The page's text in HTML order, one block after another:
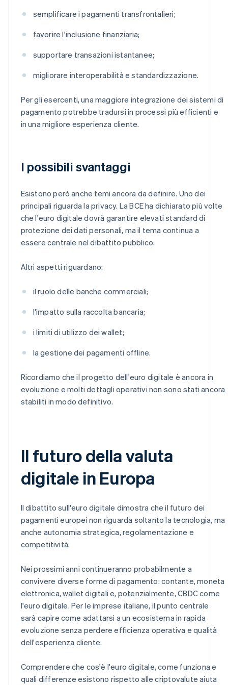
semplificare i pagamenti transfrontalieri;
favorire l'inclusione finanziaria;
supportare transazioni istantanee;
migliorare interoperabilità e standardizzazione.
Per gli esercenti, una maggiore integrazione dei sistemi di
pagamento potrebbe tradursi in processi più efficienti e
in una migliore esperienza cliente.
I possibili svantaggi
Esistono però anche temi ancora da definire. Uno dei
principali riguarda la privacy. La BCE ha dichiarato più volte
che l'euro digitale dovrà garantire elevati standard di
protezione dei dati personali, ma il tema continua a
essere centrale nel dibattito pubblico.
Altri aspetti riguardano:
il ruolo delle banche commerciali;
l'impatto sulla raccolta bancaria;
i limiti di utilizzo dei wallet;
la gestione dei pagamenti offline.
Ricordiamo che il progetto dell'euro digitale è ancora in
evoluzione e molti dettagli operativi non sono stati ancora
stabiliti in modo definitivo.
Il futuro della valuta
digitale in Europa
Il dibattito sull'euro digitale dimostra che il futuro dei
pagamenti europei non riguarda soltanto la tecnologia, ma
anche autonomia strategica, regolamentazione e
competitività.
Nei prossimi anni continueranno probabilmente a
convivere diverse forme di pagamento: contante, moneta
elettronica, wallet digitali e, potenzialmente, CBDC come
l'euro digitale. Per le imprese italiane, il punto centrale
sarà capire come adattarsi a un ecosistema in rapida
evoluzione senza perdere efficienza operativa e qualità
dell'esperienza cliente.
Comprendere che cos'è l'euro digitale, come funziona e
quali differenze esistono rispetto alle criptovalute aiuta